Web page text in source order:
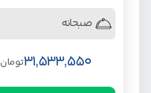
صبحانه
31,533,550تومان